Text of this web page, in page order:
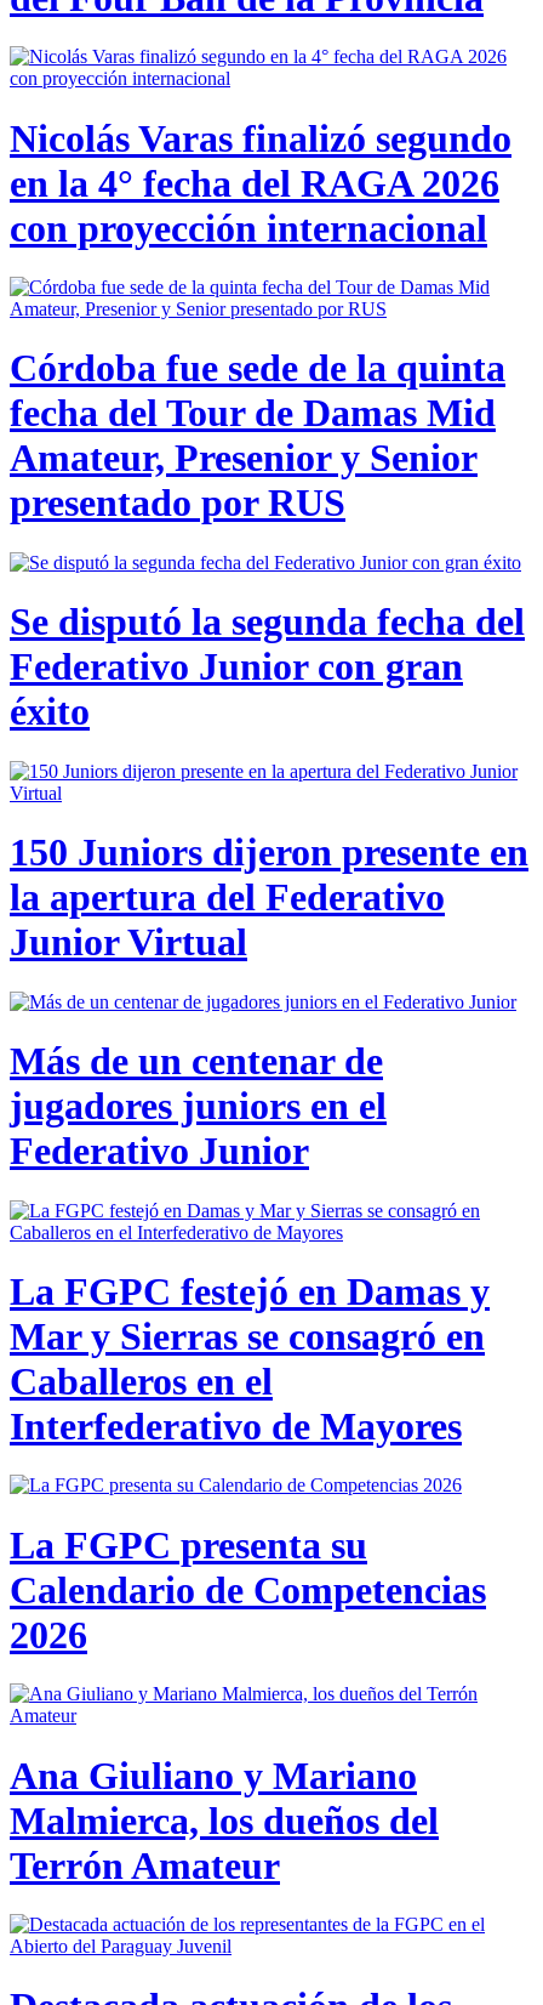
Nicolás Varas finalizó segundo
en la 4° fecha del RAGA 2026
con proyección internacional
Córdoba fue sede de la quinta
fecha del Tour de Damas Mid
Amateur, Presenior y Senior
presentado por RUS
Se disputó la segunda fecha del
Federativo Junior con gran
éxito
150 Juniors dijeron presente en
la apertura del Federativo
Junior Virtual
Más de un centenar de
jugadores juniors en el
Federativo Junior
La FGPC festejó en Damas y
Mar y Sierras se consagró en
Caballeros en el
Interfederativo de Mayores
La FGPC presenta su
Calendario de Competencias
2026
Ana Giuliano y Mariano
Malmierca, los dueños del
Terrón Amateur